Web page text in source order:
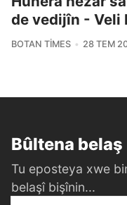
de vedijîn - Veli
BOTAN TIMES 28 TEM
Bûltena belaş
Tu eposteya xwe
belaşî bişînin...